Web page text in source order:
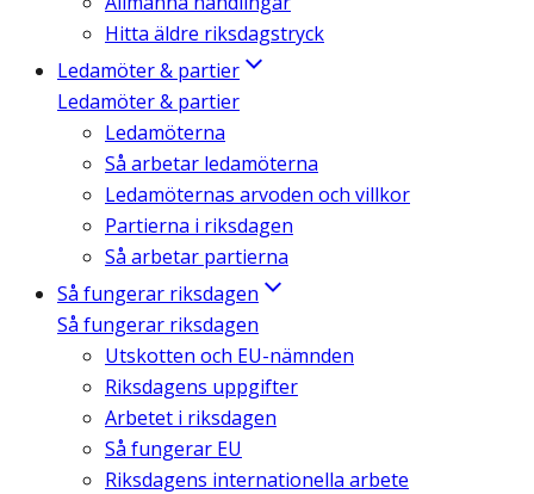
Hitta äldre riksdagstryck
Ledamöter & partier
Ledamöter & partier
Ledamöterna
Så arbetar ledamöterna
Ledamöternas arvoden och villkor
Partierna i riksdagen
Så arbetar partierna
Så fungerar riksdagen
Så fungerar riksdagen
Utskotten och EU-nämnden
Riksdagens uppgifter
Arbetet i riksdagen
Så fungerar EU
Riksdagens internationella arbete